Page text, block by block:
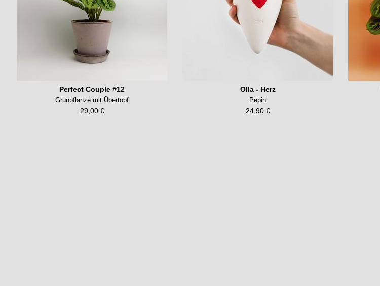
Perfect Couple #12
Grünpflanze mit Übertopf
29,00 €
Olla - Herz
Pepin
24,90 €